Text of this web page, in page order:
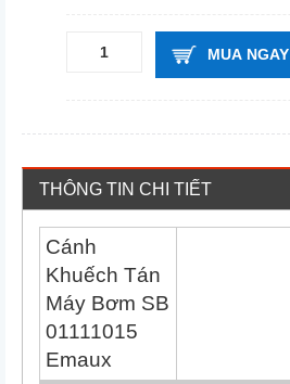
MUA NGAY
THÔNG TIN CHI TIẾT
Cánh
Khuếch Tán
Máy Bơm SB
01111015
Emaux